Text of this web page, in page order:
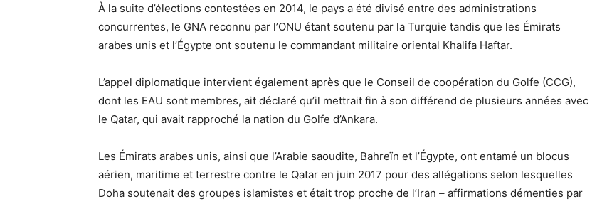
À la suite d’élections contestées en 2014, le pays a été divisé entre des administrations
concurrentes, le GNA reconnu par l’ONU étant soutenu par la Turquie tandis que les Émirats
arabes unis et l’Égypte ont soutenu le commandant militaire oriental Khalifa Haftar.
L’appel diplomatique intervient également après que le Conseil de coopération du Golfe (CCG),
dont les EAU sont membres, ait déclaré qu’il mettrait fin à son différend de plusieurs années avec
le Qatar, qui avait rapproché la nation du Golfe d’Ankara.
Les Émirats arabes unis, ainsi que l’Arabie saoudite, Bahreïn et l’Égypte, ont entamé un blocus
aérien, maritime et terrestre contre le Qatar en juin 2017 pour des allégations selon lesquelles
Doha soutenait des groupes islamistes et était trop proche de l’Iran – affirmations démenties par